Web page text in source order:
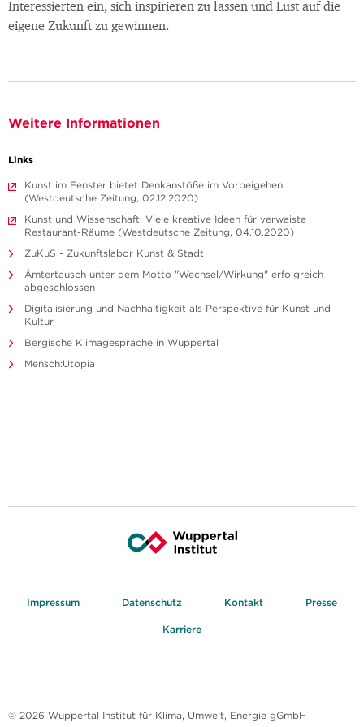
Interessierten ein, sich inspirieren zu lassen und Lust auf die
eigene Zukunft zu gewinnen.
Weitere Informationen
Links
Kunst im Fenster bietet Denkanstöße im Vorbeigehen
(Westdeutsche Zeitung, 02.12.2020)
Kunst und Wissenschaft: Viele kreative Ideen für verwaiste
Restaurant-Räume (Westdeutsche Zeitung, 04.10.2020)
ZuKuS - Zukunftslabor Kunst & Stadt
Ämtertausch unter dem Motto "Wechsel/Wirkung" erfolgreich
abgeschlossen
Digitalisierung und Nachhaltigkeit als Perspektive für Kunst und
Kultur
Bergische Klimagespräche in Wuppertal
Mensch:Utopia
Impressum Datenschutz Kontakt Presse
Karriere
© 2026 Wuppertal Institut für Klima, Umwelt, Energie gGmbH